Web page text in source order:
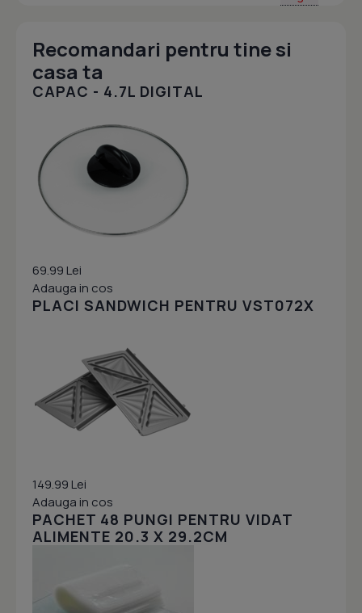
Recomandari pentru tine si
casa ta
CAPAC - 4.7L DIGITAL
69.99 Lei
Adauga in cos
PLACI SANDWICH PENTRU VST072X
149.99 Lei
Adauga in cos
PACHET 48 PUNGI PENTRU VIDAT
ALIMENTE 20.3 X 29.2CM